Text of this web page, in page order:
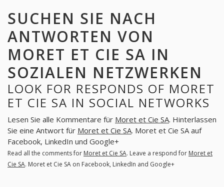
SUCHEN SIE NACH
ANTWORTEN VON
MORET ET CIE SA IN
SOZIALEN NETZWERKEN
LOOK FOR RESPONDS OF MORET
ET CIE SA IN SOCIAL NETWORKS
Lesen Sie alle Kommentare für Moret et Cie SA. Hinterlassen
Sie eine Antwort für Moret et Cie SA. Moret et Cie SA auf
Facebook, LinkedIn und Google+
Read all the comments for Moret et Cie SA. Leave a respond for Moret et
Cie SA. Moret et Cie SA on Facebook, LinkedIn and Google+